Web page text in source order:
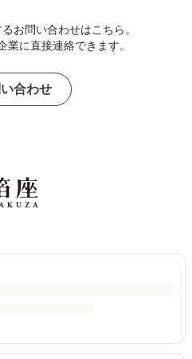
お問い合わせはこちら。
業に直接連絡できます。
合わせ